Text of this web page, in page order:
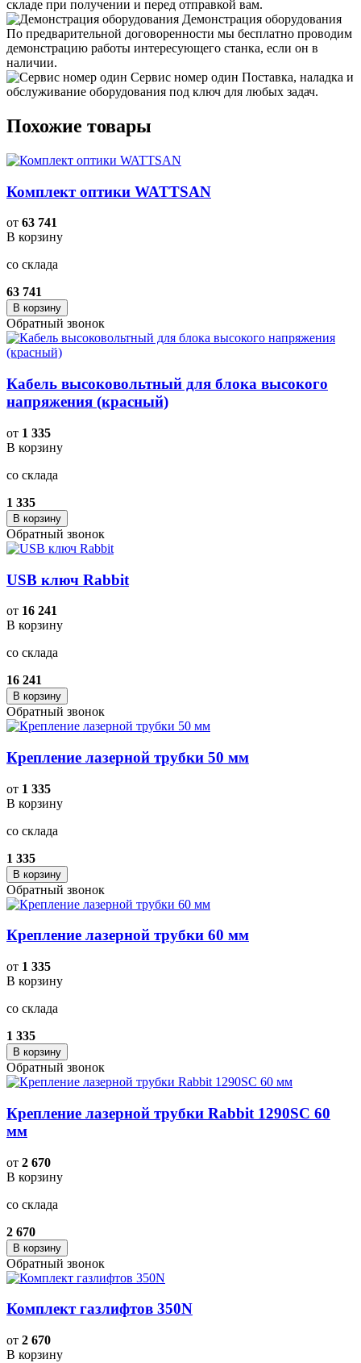
складе при получении и перед отправкой вам.
Демонстрация оборудования
По предварительной договоренности мы бесплатно проводим
демонстрацию работы интересующего станка, если он в
наличии.
Сервис номер один Поставка, наладка и
обслуживание оборудования под ключ для любых задач.
Похожие товары
Комплект оптики WATTSAN
от 63 741
В корзину
со склада
63 741
В корзину
Обратный звонок
Кабель высоковольтный для блока высокого
напряжения (красный)
от 1 335
В корзину
со склада
1 335
В корзину
Обратный звонок
USB ключ Rabbit
от 16 241
В корзину
со склада
16 241
В корзину
Обратный звонок
Крепление лазерной трубки 50 мм
от 1 335
В корзину
со склада
1 335
В корзину
Обратный звонок
Крепление лазерной трубки 60 мм
от 1 335
В корзину
со склада
1 335
В корзину
Обратный звонок
Крепление лазерной трубки Rabbit 1290SC 60
мм
от 2 670
В корзину
со склада
2 670
В корзину
Обратный звонок
Комплект газлифтов 350N
от 2 670
В корзину